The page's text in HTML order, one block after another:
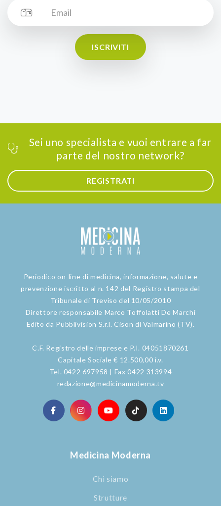
ISCRIVITI
Sei uno specialista e vuoi entrare a far
parte del nostro network?
REGISTRATI
Periodico on-line di medicina, informazione, salute e
prevenzione iscritto al n. 142 del Registro stampa del
Tribunale di Treviso del 10/05/2010
Direttore responsabile Marco Toffolatti De Marchi
Edito da Pubblivision S.r.l. Cison di Valmarino (TV).
C.F. Registro delle imprese e P.I. 04051870261
Capitale Sociale € 12.500,00 i.v.
Tel. 0422 697958 | Fax 0422 313994
redazione@medicinamoderna.tv
Medicina Moderna
Chi siamo
Strutture